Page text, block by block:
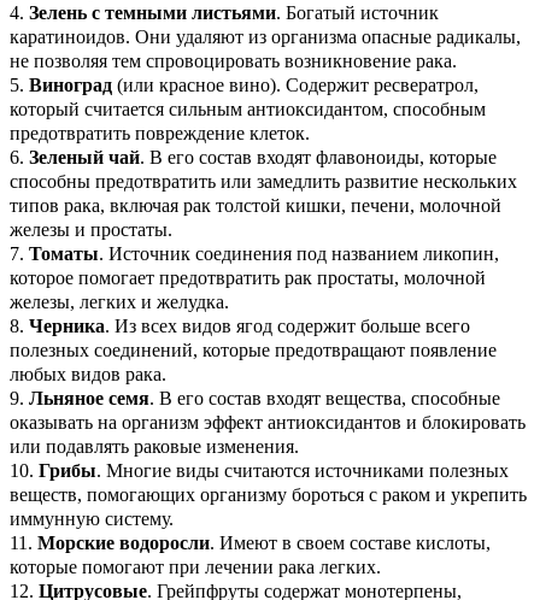
4. Зелень с темными листьями. Богатый источник
каратиноидов. Они удаляют из организма опасные радикалы,
не позволяя тем спровоцировать возникновение рака.
5. Виноград (или красное вино). Содержит ресвератрол,
который считается сильным антиоксидантом, способным
предотвратить повреждение клеток.
6. Зеленый чай. В его состав входят флавоноиды, которые
способны предотвратить или замедлить развитие нескольких
типов рака, включая рак толстой кишки, печени, молочной
железы и простаты.
7. Томаты. Источник соединения под названием ликопин,
которое помогает предотвратить рак простаты, молочной
железы, легких и желудка.
8. Черника. Из всех видов ягод содержит больше всего
полезных соединений, которые предотвращают появление
любых видов рака.
9. Льняное семя. В его состав входят вещества, способные
оказывать на организм эффект антиоксидантов и блокировать
или подавлять раковые изменения.
10. Грибы. Многие виды считаются источниками полезных
веществ, помогающих организму бороться с раком и укрепить
иммунную систему.
11. Морские водоросли. Имеют в своем составе кислоты,
которые помогают при лечении рака легких.
12. Цитрусовые. Грейпфруты содержат монотерпены,